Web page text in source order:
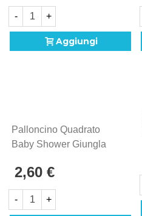
- +
Aggiungi
Palloncino Quadrato
Baby Shower Giungla
(45cm) In Mylar, 1pz.
2,60 €
- +